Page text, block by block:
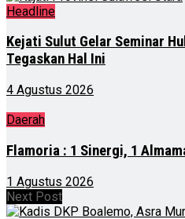
Headline
Kejati Sulut Gelar Seminar
Tegaskan Hal Ini
4 Agustus 2026
Daerah
Flamoria : 1 Sinergi, 1
1 Agustus 2026
Next Post